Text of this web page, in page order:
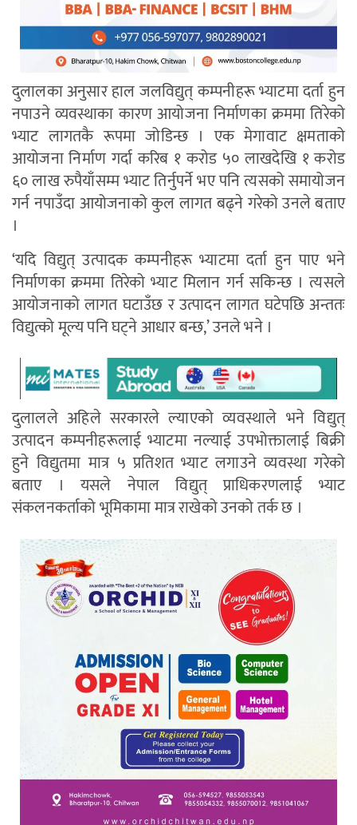
दुलालका अनुसार हाल जलविद्युत् कम्पनीहरू भ्याटमा दर्ता हुन
नपाउने व्यवस्थाका कारण आयोजना निर्माणका क्रममा तिरेको
भ्याट लागतकै रूपमा जोडिन्छ । एक मेगावाट क्षमताको
आयोजना निर्माण गर्दा करिब १ करोड ५० लाखदेखि १ करोड
६० लाख रुपैयाँसम्म भ्याट तिर्नुपर्ने भए पनि त्यसको समायोजन
गर्न नपाउँदा आयोजनाको कुल लागत बढ्ने गरेको उनले बताए
।
‘यदि विद्युत् उत्पादक कम्पनीहरू भ्याटमा दर्ता हुन पाए भने
निर्माणका क्रममा तिरेको भ्याट मिलान गर्न सकिन्छ । त्यसले
आयोजनाको लागत घटाउँछ र उत्पादन लागत घटेपछि अन्ततः
विद्युत्को मूल्य पनि घट्ने आधार बन्छ,’ उनले भने ।
दुलालले अहिले सरकारले ल्याएको व्यवस्थाले भने विद्युत्
उत्पादन कम्पनीहरूलाई भ्याटमा नल्याई उपभोक्तालाई बिक्री
हुने विद्युतमा मात्र ५ प्रतिशत भ्याट लगाउने व्यवस्था गरेको
बताए । यसले नेपाल विद्युत् प्राधिकरणलाई भ्याट
संकलनकर्ताको भूमिकामा मात्र राखेको उनको तर्क छ ।